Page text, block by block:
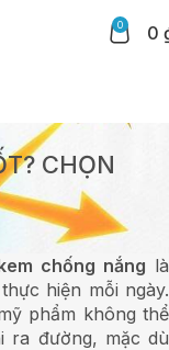
0 0
CHỌN
chống nắng là
hiện mỗi ngày.
phẩm không thể
ra đường, mặc dù